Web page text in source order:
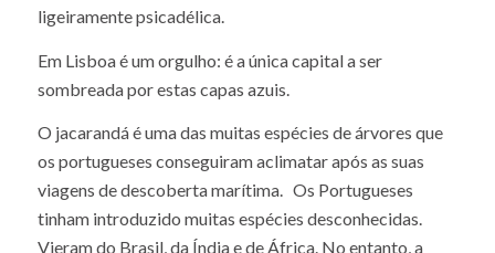
ligeiramente psicadélica.
Em Lisboa é um orgulho: é a única capital a ser
sombreada por estas capas azuis.
O jacarandá é uma das muitas espécies de árvores que
os portugueses conseguiram aclimatar após as suas
viagens de descoberta marítima. Os Portugueses
tinham introduzido muitas espécies desconhecidas.
Vieram do Brasil, da Índia e de África. No entanto, a